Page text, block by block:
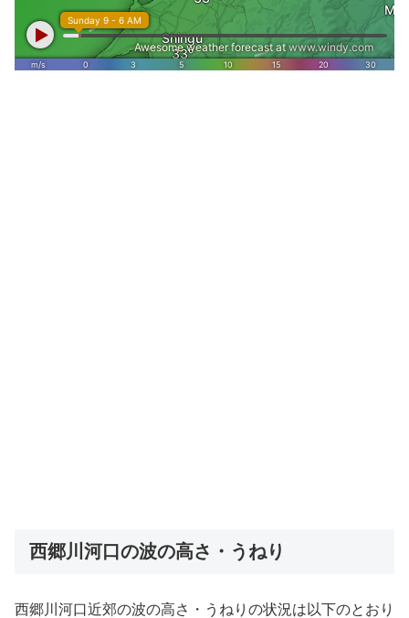
西郷川河口の波の高さ・うねり
西郷川河口近郊の波の高さ・うねりの状況は以下のとおり